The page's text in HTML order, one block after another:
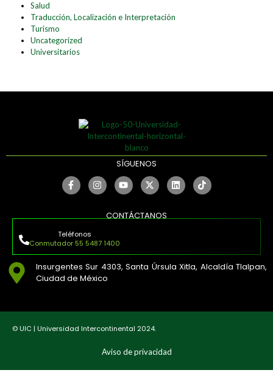
Salud
Traducción, Localización e Interpretación
Turismo
Uncategorized
Universitarios
SÍGUENOS
CONTÁCTANOS
Teléfonos
Conmutador 55 5487 1400
Insurgentes Sur 4303, Santa Úrsula Xitla, Alcaldía Tlalpan,
Ciudad de México
© UIC | Universidad Intercontinental 2024.
Aviso de privacidad